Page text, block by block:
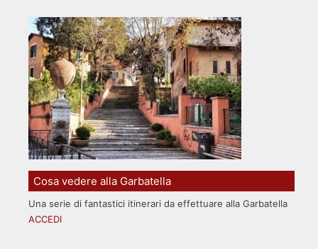
Cosa vedere alla Garbatella
Una serie di fantastici itinerari da effettuare alla Garbatella
ACCEDI